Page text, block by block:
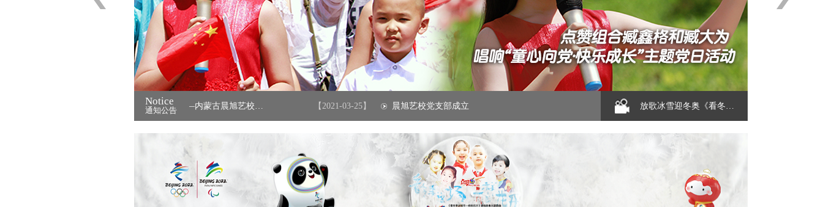
Notice
通知公告
二月初二“龙抬头” 别样形式讨“彩头” ——内蒙古晨旭艺校… 【2021-03-25】 晨旭艺校党支部成立 【2016-01-20】 内蒙古晨旭艺术学校维权
放歌冰雪迎冬奥《看冬…